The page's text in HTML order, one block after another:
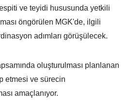
ve teyidi hususunda yetkili
öngörülen MGK'de, ilgili
adımları görüşülecek.
oluşturulması planlanan
etmesi ve sürecin
amaçlanıyor.